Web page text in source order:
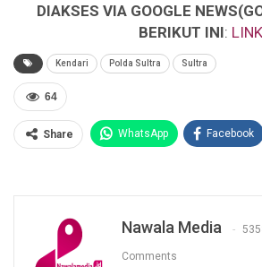
DIAKSES VIA GOOGLE
BERIKUT INI: LINK
Kendari Polda Sultra Sultra
64
Share WhatsApp Facebook
Nawala Media
Comments